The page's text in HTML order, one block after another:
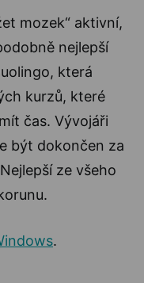
mozek“ aktivní,
nejlepší
která
kurzů, které
čas. Vývojáři
být dokončen za
ze všeho
.